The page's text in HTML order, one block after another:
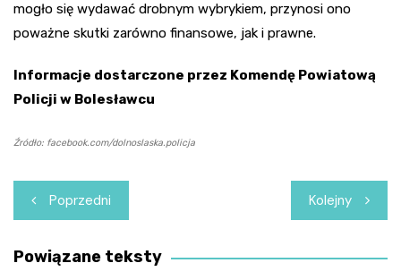
mogło się wydawać drobnym wybrykiem, przynosi ono
poważne skutki zarówno finansowe, jak i prawne.
Informacje dostarczone przez Komendę Powiatową
Policji w Bolesławcu
Źródło: facebook.com/dolnoslaska.policja
Nawigacja
wpisu
Poprzedni Kolejny
Powiązane teksty